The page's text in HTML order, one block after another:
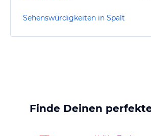
Sehenswürdigkeiten in Spalt
Finde Deinen